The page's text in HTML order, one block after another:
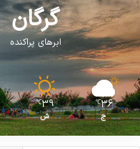
گرگان
ابرهای پراکنده
36
℃
ج
39
℃
ش